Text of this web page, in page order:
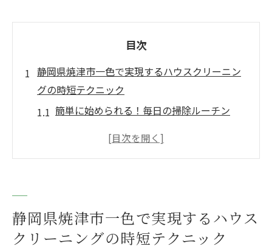
目次
静岡県焼津市一色で実現するハウスクリーニン
グの時短テクニック
簡単に始められる！毎日の掃除ルーチン
効率的な道具選びで時間を節約
ハウスクリーニングの時短を実現するため
のヒント
静岡県焼津市一色で実現するハウス
クリーニングの時短テクニック